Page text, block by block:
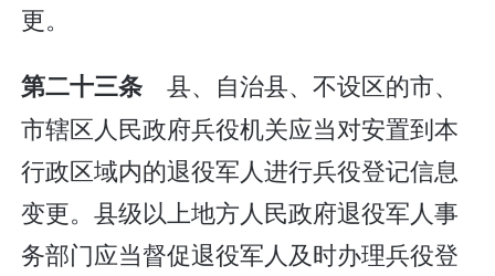
更。
第二十三条 县、自治县、不设区的市、
市辖区人民政府兵役机关应当对安置到本
行政区域内的退役军人进行兵役登记信息
变更。县级以上地方人民政府退役军人事
务部门应当督促退役军人及时办理兵役登